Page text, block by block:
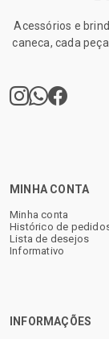
Acessórios e
caneca, cada
MINHA CONTA
Minha conta
Histórico de
Lista de desejos
Informativo
INFORMAÇÕES